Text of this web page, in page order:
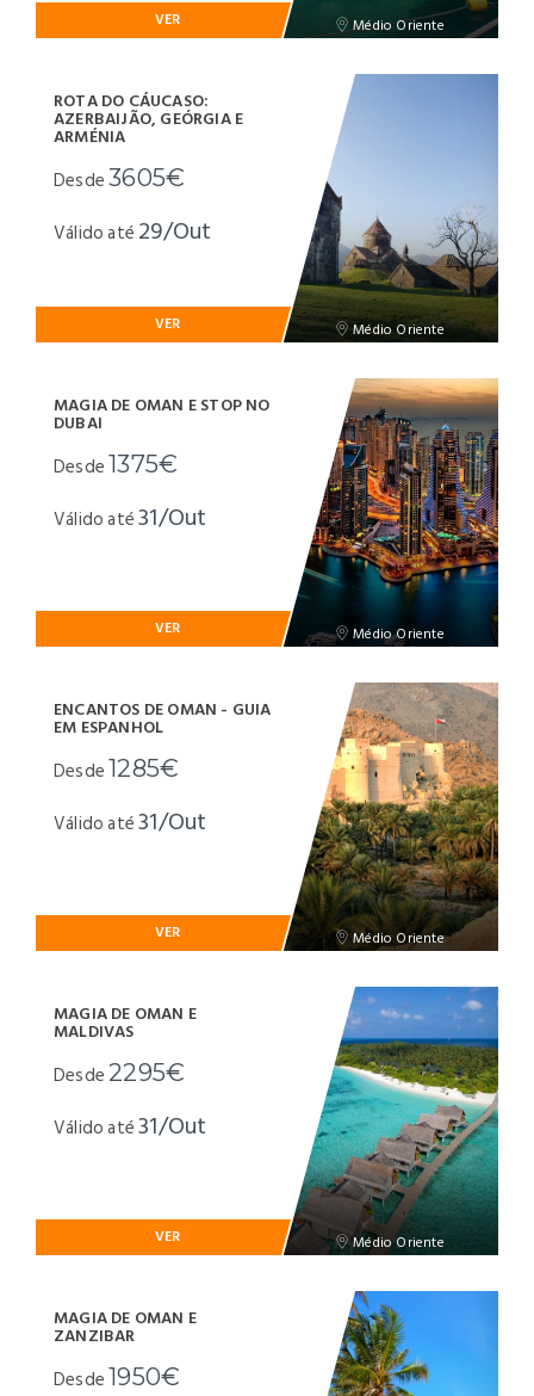
Médio Oriente
VER
Médio Oriente
ROTA DO CÁUCASO:
AZERBAIJÃO, GEÓRGIA E
ARMÉNIA
Desde3605€
Válido até 29/Out
VER
Médio Oriente
MAGIA DE OMAN E STOP NO
DUBAI
Desde1375€
Válido até31/Out
VER
Médio Oriente
ENCANTOS DE OMAN - GUIA
EM ESPANHOL
Desde1285€
Válido até31/Out
VER
Médio Oriente
MAGIA DE OMAN E
MALDIVAS
Desde 2295€
Válido até31/Out
VER
MAGIA DE OMAN E
ZANZIBAR
Desde1950€